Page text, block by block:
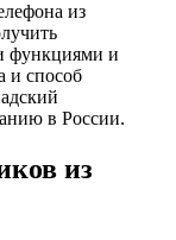
из
функциями и
и способ
в России.
из